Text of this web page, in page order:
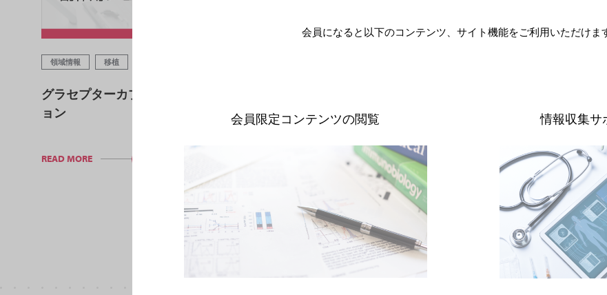
領域情報 移植
グラセプターカプセル 副作用ナビゲーシ
ョン
READ MORE
会員になると以下のコンテンツ、サイト機能をご利用いただけま
会員限定コンテンツの閲覧 情報収集サ